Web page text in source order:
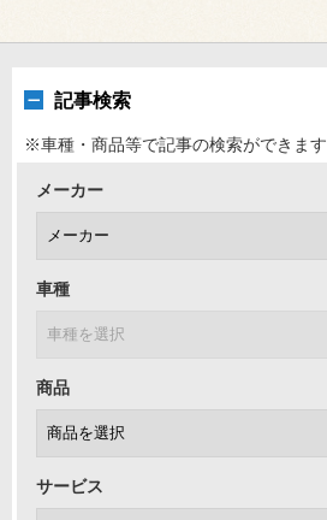
記事検索
※車種・商品等で記事の検索ができます
メーカー
車種
商品
サービス